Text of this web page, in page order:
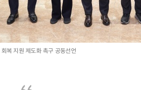
복 지원 제도화 촉구 공동선언